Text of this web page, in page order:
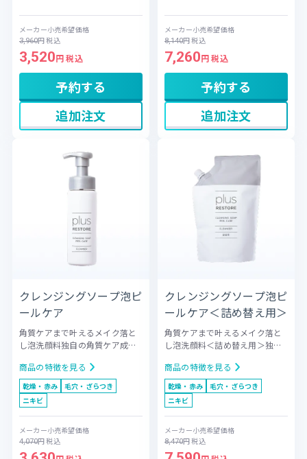
減し、洗浄成分テトラヒドロキ
シプロピルエチレンジアミンが
メイク汚れを効率よくキャッチ
します。しっかりメイクの日
も、肌を休めたいすっぴんの日
も、これ1本で優しく洗い上げま
メーカー小売希望価格
3,960円税込
3,520円 税込
予約する
追加注文
肌への負担を軽減し、洗浄成分
テトラヒドロキシプロピルエチ
レンジアミンがメイク汚れを効
率よくキャッチします。しっか
りメイクの日も、肌を休めたい
すっぴんの日も、これ1本で優し
く洗い上げます。
メーカー小売希望価格
8,140円税込
7,260円 税込
予約する
追加注文
クレンジングソープ泡ピ
ールケア
角質ケアまで叶えるメイク落と
し泡洗顔料独自の角質ケア成分*
い角質や皮脂をスッキリ洗い流
し、気になる肌のざらつきをな
めらかに整えます。クレンジン
グから洗顔まで1ステップで完了
するため、ダブル洗顔による摩
擦刺激も抑えられます。負担を
最小限に抑えながら、つるりと
透明感のある素肌へと導きま
商品の特徴を見る
乾燥・赤み
毛穴・ざらつき
ニキビ
メーカー小売希望価格
4,070円税込
クレンジングソープ泡ピ
ールケア＜詰め替え用＞
角質ケアまで叶えるメイク落と
し泡洗顔料＜詰め替え用＞独自
ク汚れと共に古い角質や皮脂を
スッキリ洗い流し、気になる肌
のざらつきをなめらかに整えま
す。クレンジングから洗顔まで1
ステップで完了するため、ダブ
ル洗顔による摩擦刺激も抑えら
れます。負担を最小限に抑えな
がら、つるりと透明感のある素
商品の特徴を見る
乾燥・赤み
毛穴・ざらつき
ニキビ
メーカー小売希望価格
8,470円税込